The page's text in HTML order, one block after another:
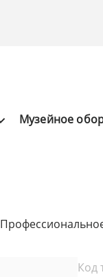
Музейное
Код